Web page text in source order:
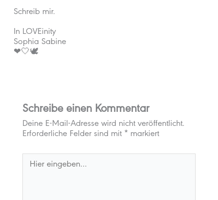
Schreib mir.
In LOVEinity
Sophia Sabine
❤🤍🕊
Schreibe einen Kommentar
Deine E-Mail-Adresse wird nicht veröffentlicht.
Erforderliche Felder sind mit * markiert
eingeben…